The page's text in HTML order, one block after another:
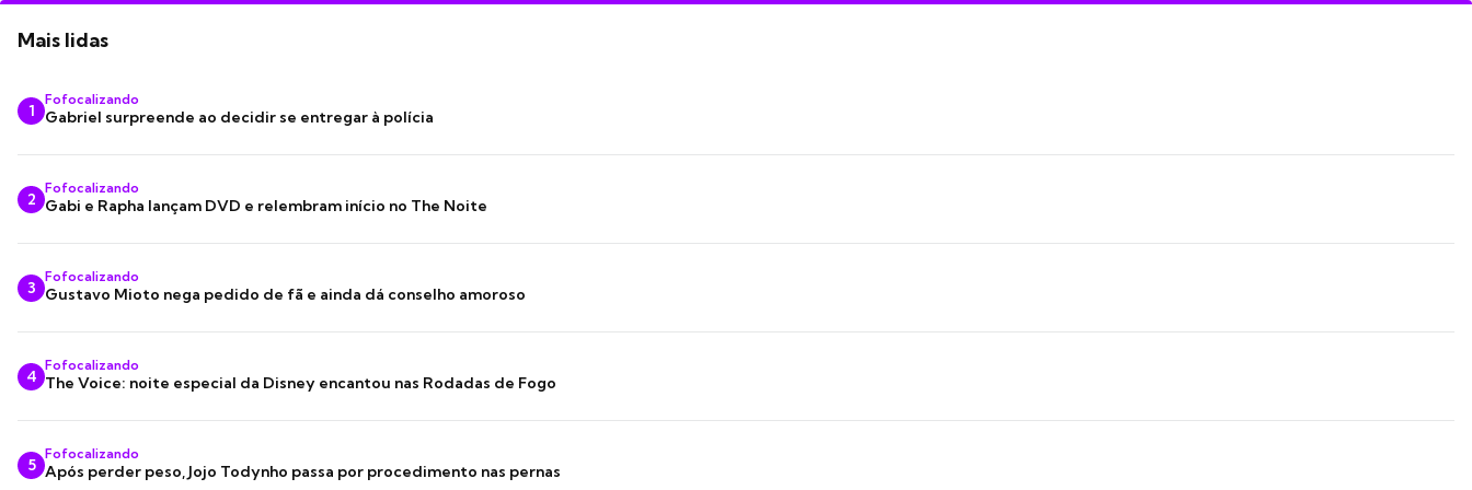
Mais lidas
1
Fofocalizando
Gabriel surpreende ao decidir se entregar à polícia
2
Fofocalizando
Gabi e Rapha lançam DVD e relembram início no The Noite
3
Fofocalizando
Gustavo Mioto nega pedido de fã e ainda dá conselho amoroso
4
Fofocalizando
The Voice: noite especial da Disney encantou nas Rodadas de Fogo
5
Fofocalizando
Após perder peso, Jojo Todynho passa por procedimento nas pernas